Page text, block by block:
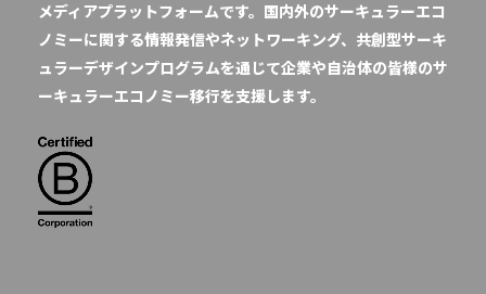
メディアプラットフォームです。国内外のサーキュラーエコ
ノミーに関する情報発信やネットワーキング、共創型サーキ
ュラーデザインプログラムを通じて企業や自治体の皆様のサ
ーキュラーエコノミー移行を支援します。